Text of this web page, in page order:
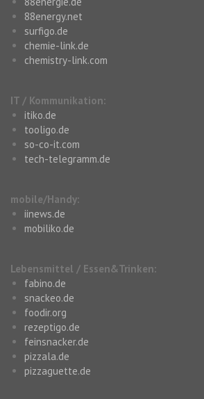
88energy.net
surfigo.de
chemie-link.de
chemistry-link.com
IT / Kommunikation:
itiko.de
tooligo.de
so-co-it.com
tech-telegramm.de
mobile/Handy:
iinews.de
mobiliko.de
Lebensmittel / Essen&Trinken:
fabino.de
snackeo.de
foodir.org
rezeptigo.de
feinsnacker.de
pizzala.de
pizzaguette.de